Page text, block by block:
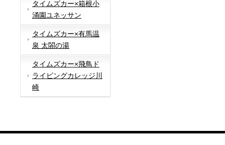
タイムズカー×箱根小
涌園ユネッサン
タイムズカー×有馬温
泉 太閤の湯
タイムズカー×飛鳥ド
ライビングカレッジ川
崎